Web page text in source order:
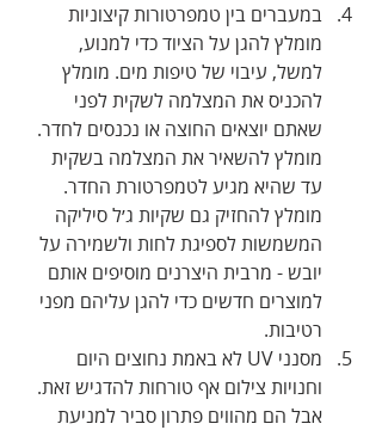
במעברים בין טמפרטורות קיצוניות
מומלץ להגן על הציוד כדי למנוע,
למשל, עיבוי של טיפות מים. מומלץ
להכניס את המצלמה לשקית לפני
שאתם יוצאים החוצה או נכנסים לחדר.
מומלץ להשאיר את המצלמה בשקית
עד שהיא מגיע לטמפרטורת החדר.
מומלץ להחזיק גם שקיות ג׳ל סיליקה
המשמשות לספיגת לחות ולשמירה על
יובש - מרבית היצרנים מוסיפים אותם
למוצרים חדשים כדי להגן עליהם מפני
רטיבות.
מסנני UV לא באמת נחוצים היום
וחנויות צילום אף טורחות להדגיש זאת.
אבל הם מהווים פתרון סביר למניעת